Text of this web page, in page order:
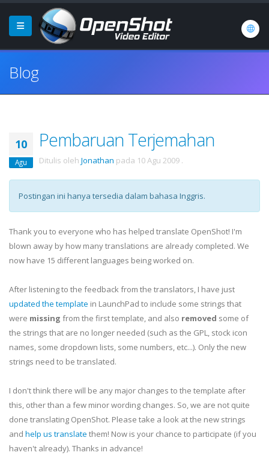
Blog
10
Agu
Pembaruan Terjemahan
Ditulis oleh Jonathan pada 10 Agu 2009 .
Postingan ini hanya tersedia dalam bahasa Inggris.
Thank you to everyone who has helped translate OpenShot! I'm
blown away by how many translations are already completed. We
now have 15 different languages being worked on.
After listening to the feedback from the translators, I have just
updated the template in LaunchPad to include some strings that
were missing from the first template, and also removed some of
the strings that are no longer needed (such as the GPL, stock icon
names, some dropdown lists, some numbers, etc...). Only the new
strings need to be translated.
I don't think there will be any major changes to the template after
this, other than a few minor wording changes. So, we are not quite
done translating OpenShot. Please take a look at the new strings
and help us translate them! Now is your chance to participate (if you
haven't already). Thanks in advance!